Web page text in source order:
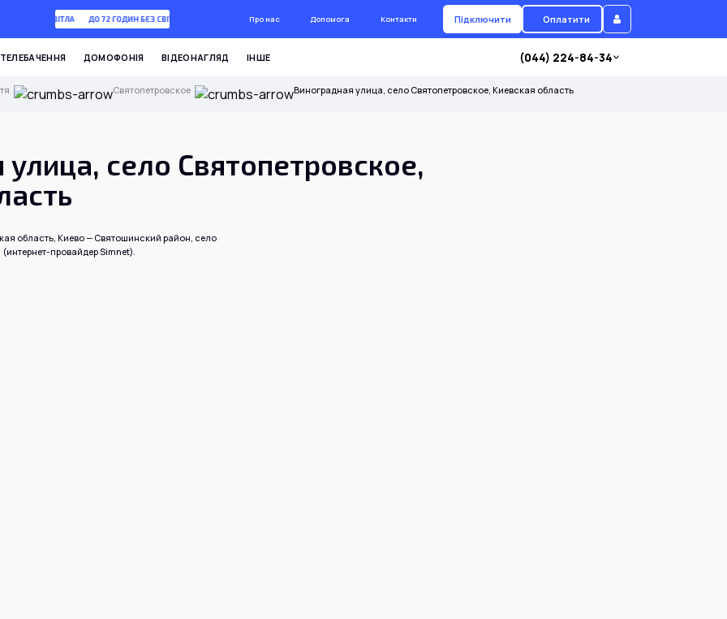
ГОДИН БЕЗ СВІТЛА ДО 72 ГОДИН БЕЗ СВІТЛА Про нас Допомога Контакти Підключити Оплатити
ТЕЛЕБАЧЕННЯ ДОМОФОНІЯ ВІДЕОНАГЛЯД ІНШЕ (044) 224-84-34
Святопетровское Виноградная улица, село Святопетровское, Киевская область
улица, село Святопетровское,
область, Киево — Святошинский район, село
провайдер Simnet).